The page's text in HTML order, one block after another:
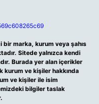
marka, kurum veya şahıs
Sitede yalnızca kendi
Burada yer alan içerikler
kurum ve kişiler hakkında
ve kişiler ile isim
bilgiler taslak